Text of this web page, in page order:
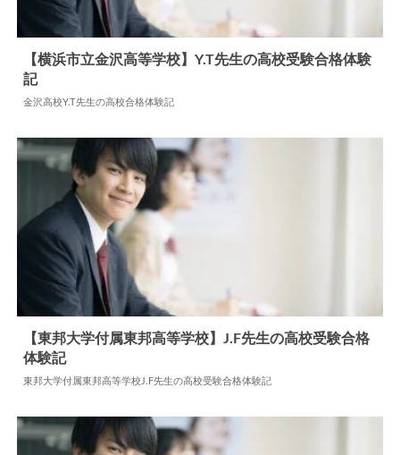
高校合格体験記
【横浜市立金沢高等学校】Y.T先生の高校受験合格体験
記
金沢高校Y.T先生の高校合格体験記
高校合格体験記
【東邦大学付属東邦高等学校】J.F先生の高校受験合格
体験記
東邦大学付属東邦高等学校J.F先生の高校受験合格体験記